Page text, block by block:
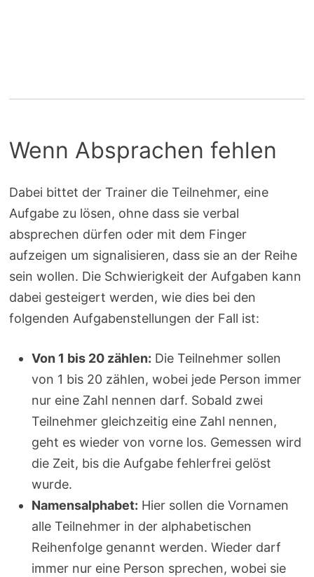
Wenn Absprachen fehlen
Dabei bittet der Trainer die Teilnehmer, eine
Aufgabe zu lösen, ohne dass sie verbal
absprechen dürfen oder mit dem Finger
aufzeigen um signalisieren, dass sie an der Reihe
sein wollen. Die Schwierigkeit der Aufgaben kann
dabei gesteigert werden, wie dies bei den
folgenden Aufgabenstellungen der Fall ist:
Von 1 bis 20 zählen: Die Teilnehmer sollen
von 1 bis 20 zählen, wobei jede Person immer
nur eine Zahl nennen darf. Sobald zwei
Teilnehmer gleichzeitig eine Zahl nennen,
geht es wieder von vorne los. Gemessen wird
die Zeit, bis die Aufgabe fehlerfrei gelöst
wurde.
Namensalphabet: Hier sollen die Vornamen
alle Teilnehmer in der alphabetischen
Reihenfolge genannt werden. Wieder darf
immer nur eine Person sprechen, wobei sie